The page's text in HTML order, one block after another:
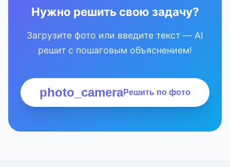
Нужно решить свою задачу?
Загрузите фото или введите текст — AI
решит с пошаговым объяснением!
photo_cameraРешить по фото